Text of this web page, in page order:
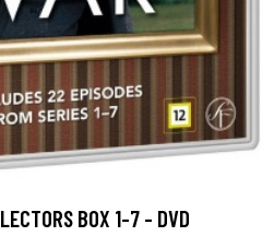
BOX 1-7 - DVD